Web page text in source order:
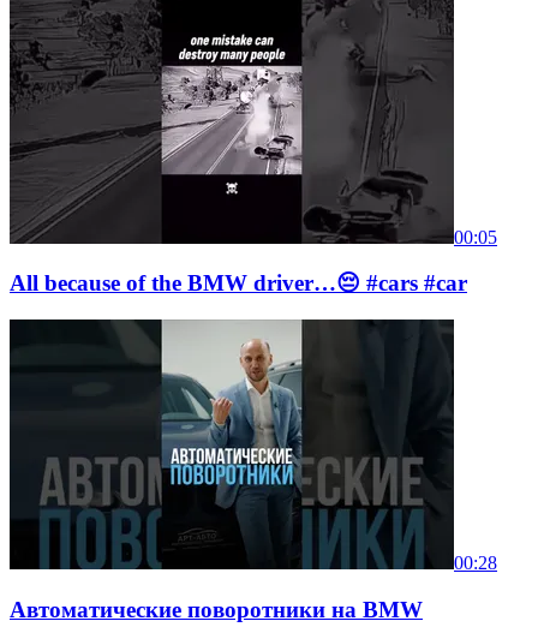
00:05
All because of the BMW driver…😔 #cars #car
00:28
Автоматические поворотники на BMW